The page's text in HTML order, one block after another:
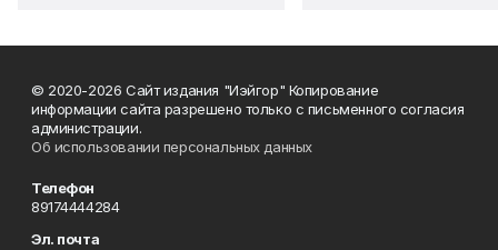
© 2020-2026 Сайт издания "Иэйгор" Копирование
информации сайта разрешено только с письменного согласия
администрации.
Об использовании персональных данных
Телефон
89174444284
Эл. почта